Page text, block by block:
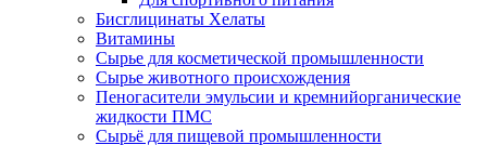
Бисглицинаты Хелаты
Витамины
Сырье для косметической промышленности
Сырье животного происхождения
Пеногасители эмульсии и кремнийорганические
жидкости ПМС
Сырьё для пищевой промышленности